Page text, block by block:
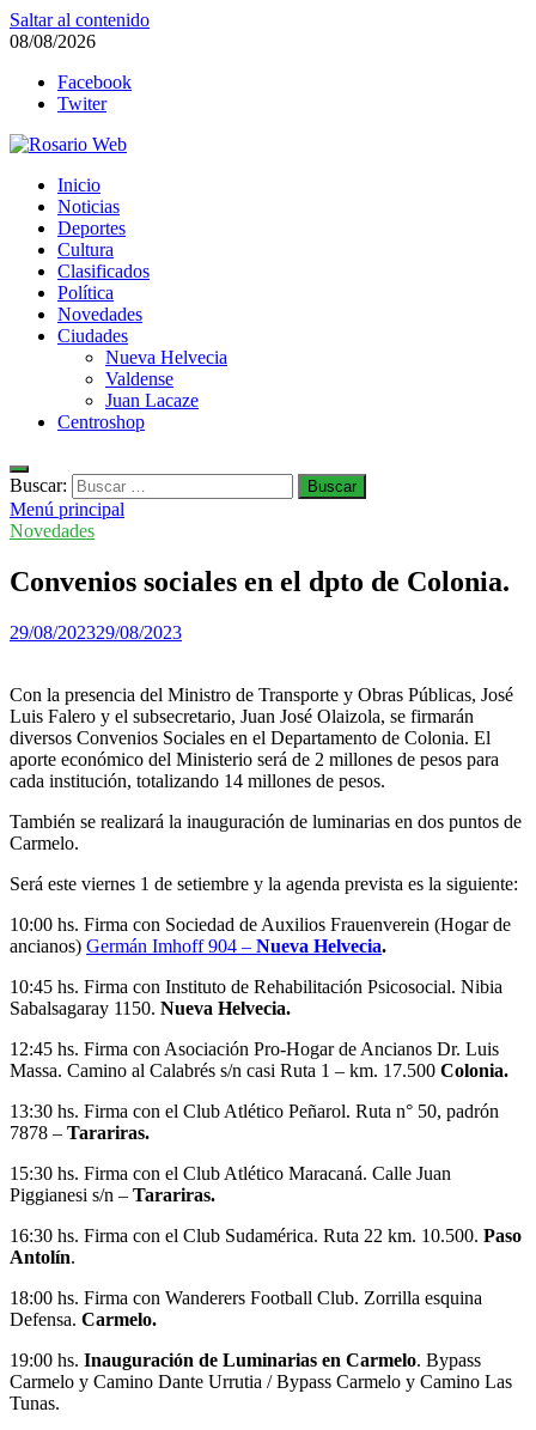
Saltar al contenido
08/08/2026
Facebook
Twiter
Rosario Web
Todas la noticias de Rosario y la zona
Inicio
Noticias
Deportes
Cultura
Clasificados
Política
Novedades
Ciudades
Nueva Helvecia
Valdense
Juan Lacaze
Centroshop
Buscar:
Menú principal
Novedades
Convenios sociales en el dpto de Colonia.
29/08/202329/08/2023
Con la presencia del Ministro de Transporte y Obras Públicas, José
Luis Falero y el subsecretario, Juan José Olaizola, se firmarán
diversos Convenios Sociales en el Departamento de Colonia. El
aporte económico del Ministerio será de 2 millones de pesos para
cada institución, totalizando 14 millones de pesos.
También se realizará la inauguración de luminarias en dos puntos de
Carmelo.
Será este viernes 1 de setiembre y la agenda prevista es la siguiente:
10:00 hs. Firma con Sociedad de Auxilios Frauenverein (Hogar de
ancianos) Germán Imhoff 904 – Nueva Helvecia.
10:45 hs. Firma con Instituto de Rehabilitación Psicosocial. Nibia
Sabalsagaray 1150. Nueva Helvecia.
12:45 hs. Firma con Asociación Pro-Hogar de Ancianos Dr. Luis
Massa. Camino al Calabrés s/n casi Ruta 1 – km. 17.500 Colonia.
13:30 hs. Firma con el Club Atlético Peñarol. Ruta n° 50, padrón
7878 – Tarariras.
15:30 hs. Firma con el Club Atlético Maracaná. Calle Juan
Piggianesi s/n – Tarariras.
16:30 hs. Firma con el Club Sudamérica. Ruta 22 km. 10.500. Paso
Antolín.
18:00 hs. Firma con Wanderers Football Club. Zorrilla esquina
Defensa. Carmelo.
19:00 hs. Inauguración de Luminarias en Carmelo. Bypass
Carmelo y Camino Dante Urrutia / Bypass Carmelo y Camino Las
Tunas.